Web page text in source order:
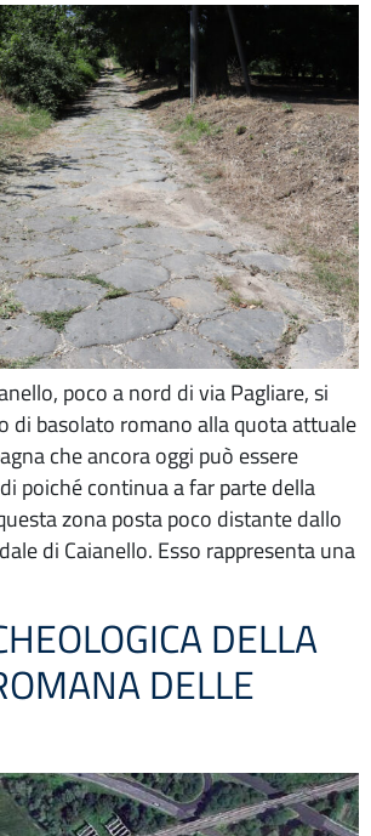
poco a nord di via Pagliare, si
di basolato romano alla quota attuale
che ancora oggi può essere
poiché continua a far parte della
zona posta poco distante dallo
di Caianello. Esso rappresenta una
DELLA
DELLE